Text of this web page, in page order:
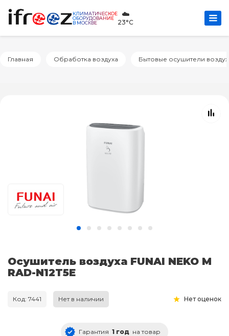
КЛИМАТИЧЕСКОЕ
ОБОРУДОВАНИЕ
В МОСКВЕ
☁️
23°C
Главная Обработка воздуха Бытовые осушители
Осушитель воздуха FUNAI NEKO M
RAD-N12T5E
Код: 7441 Нет в наличии Нет оценок
Гарантия 1 год на товар